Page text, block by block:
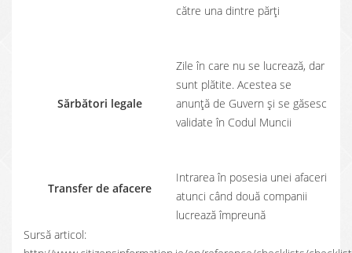
către una dintre părţi
Sărbători legale
Zile în care nu se lucrează, dar
sunt plătite. Acestea se
anunță de Guvern și se găsesc
validate în Codul Muncii
Transfer de afacere
Intrarea în posesia unei afaceri
atunci când două companii
lucrează împreună
Sursă articol: